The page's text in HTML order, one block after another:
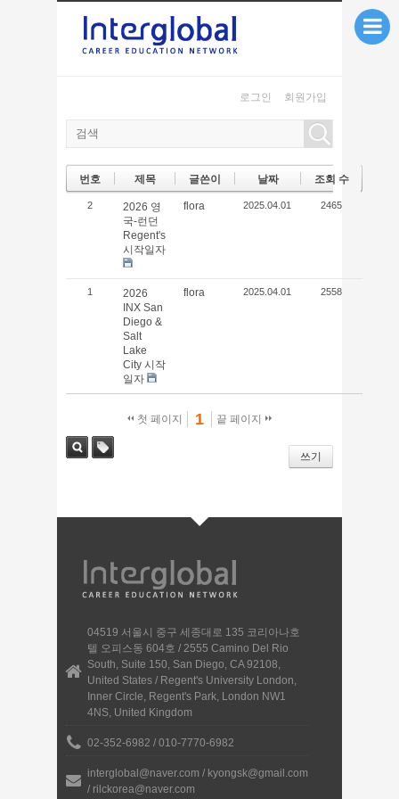
로그인 회원가입
번호 제목 글쓴이 날짜 조회 수
2
2026 영
국-런던
Regent's
시작일자
flora 2025.04.01 2465
1
2026
INX San
Diego &
Salt
Lake
City 시작
일자
flora 2025.04.01 2558
첫 페이지 1 끝 페이지
쓰기
04519 서울시 중구 세종대로 135 코리아나호
텔 오피스동 604호 / 2555 Camino Del Rio
South, Suite 150, San Diego, CA 92108,
United States / Regent's University London,
Inner Circle, Regent's Park, London NW1
4NS, United Kingdom
02-352-6982 / 010-7770-6982
interglobal@naver.com / kyongsk@gmail.com
/ rilckorea@naver.com